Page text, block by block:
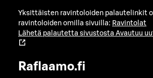
Yksittäisten ravintoloiden palautelinkit
ravintoloiden omilla sivuilla: Ravintolat
Lähetä palautetta sivustosta Avautuu
Raflaamo.fi